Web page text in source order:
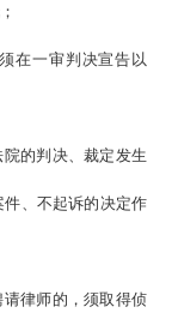
在一审判决宣告以
院的判决、裁定发生
、不起诉的决定作
请律师的，须取得侦